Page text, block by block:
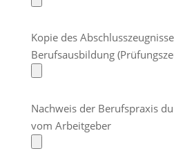
Kopie des
Berufsausbildung
Nachweis der Berufspraxis
vom Arbeitgeber